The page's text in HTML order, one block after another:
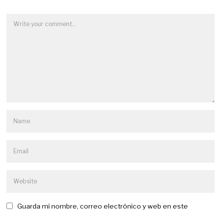
Guarda mi nombre, correo electrónico y web en este